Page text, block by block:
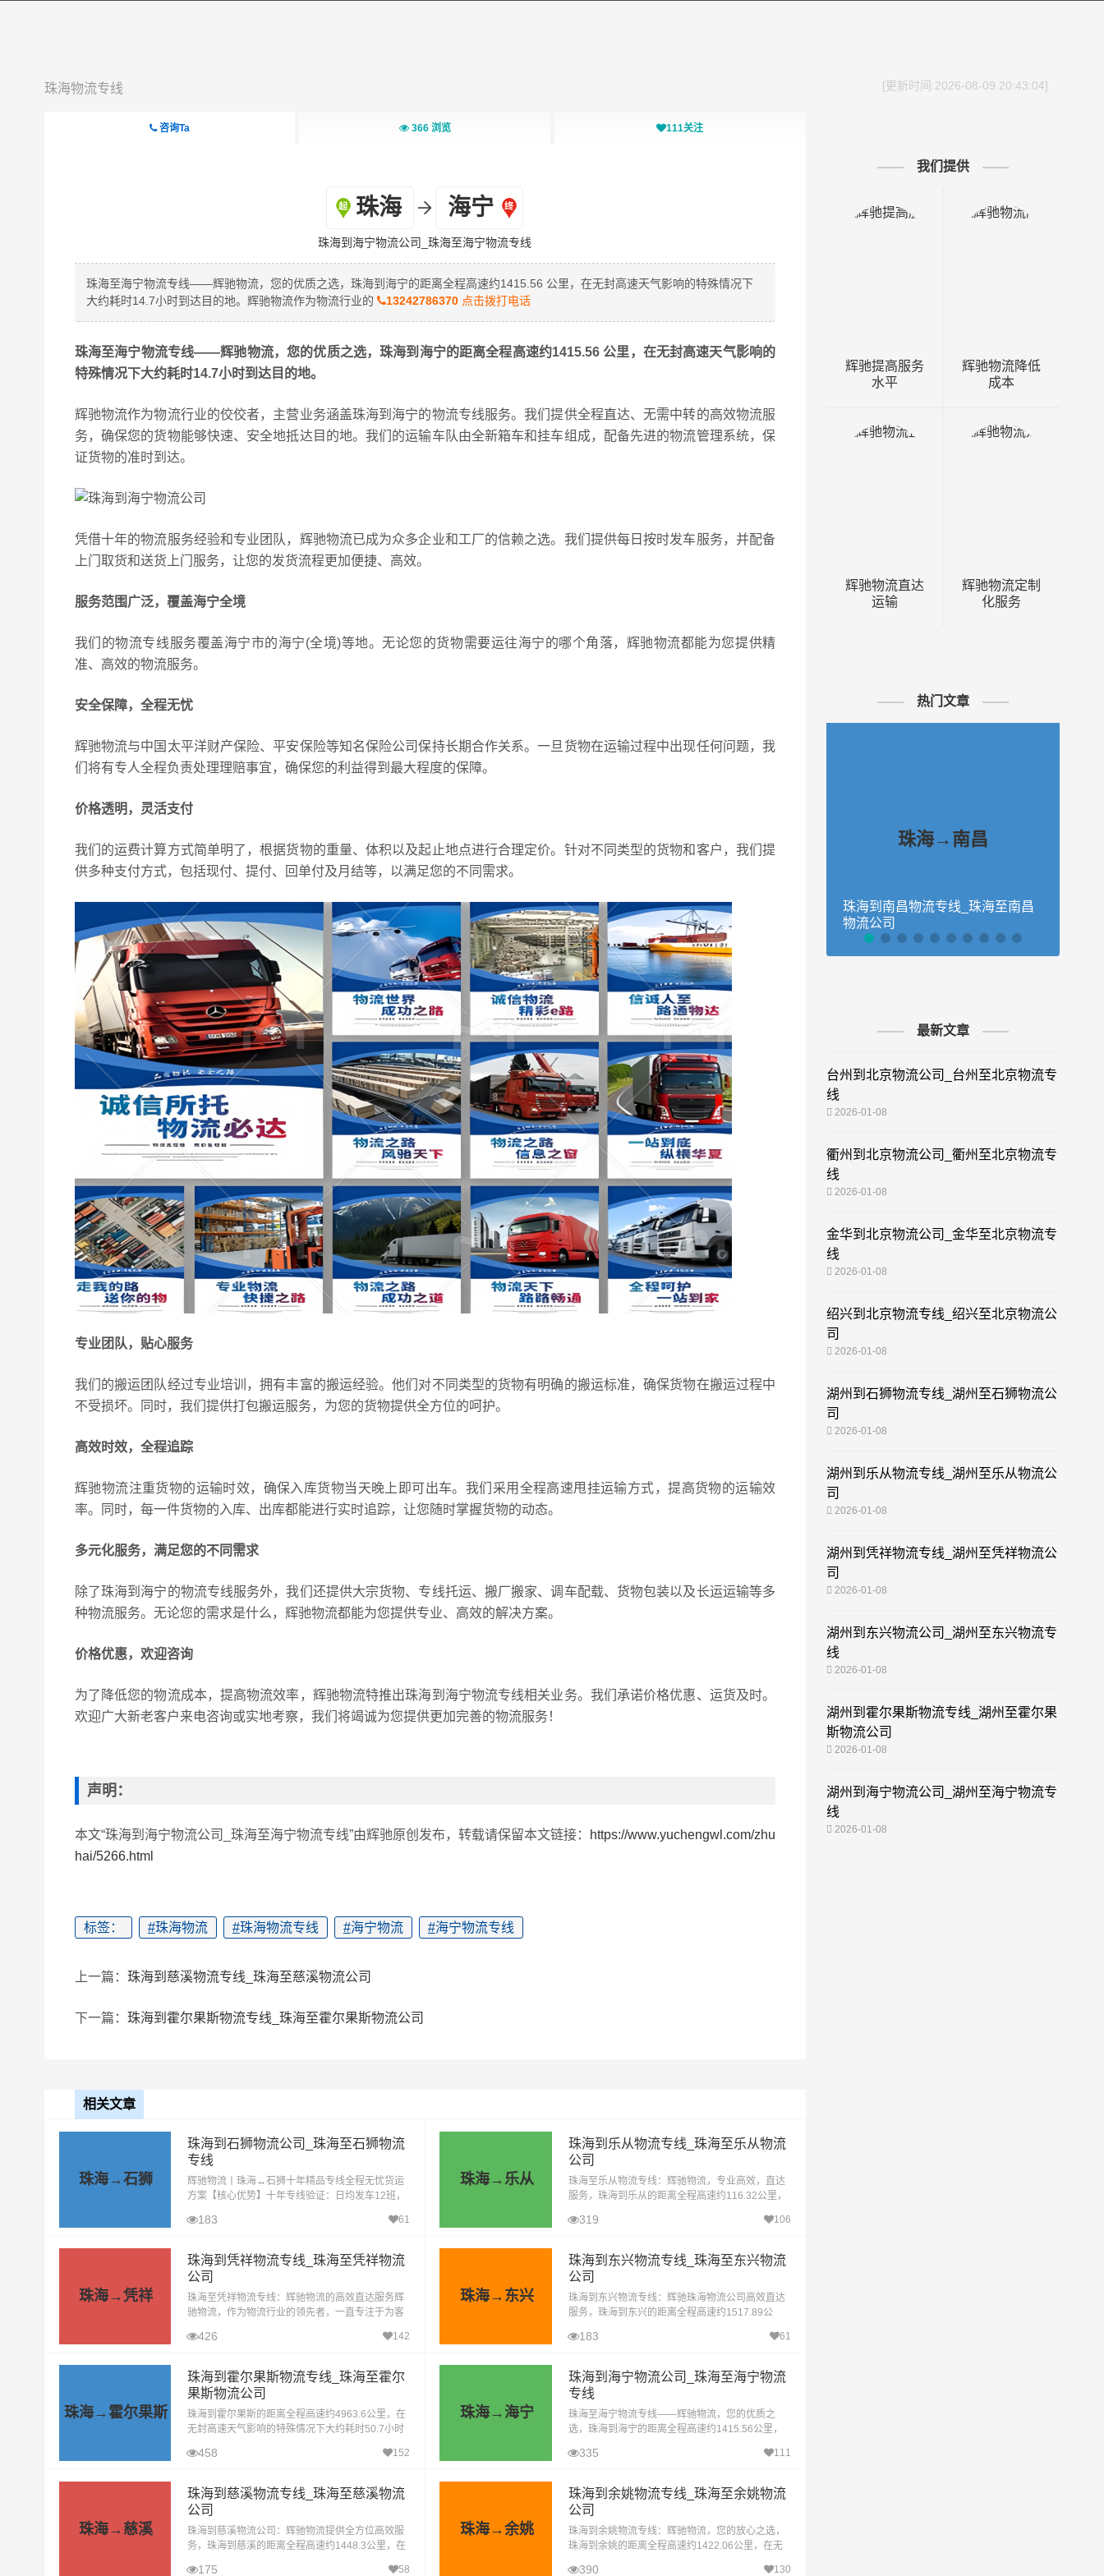
珠海物流专线 [更新时间:2026-08-09 20:43:04]
咨询Ta 366 浏览 111关注
珠海 海宁
珠海到海宁物流公司_珠海至海宁物流专线
珠海至海宁物流专线——辉驰物流，您的优质之选，珠海到海宁的距离全程高速约1415.56 公里，在无封高速天气影响的特殊情况下
大约耗时14.7小时到达目的地。辉驰物流作为物流行业的
13242786370点击拨打电话
珠海至海宁物流专线——辉驰物流，您的优质之选，珠海到海宁的距离全程高速约1415.56 公里，在无封高速天气影响的
特殊情况下大约耗时14.7小时到达目的地。
辉驰物流作为物流行业的佼佼者，主营业务涵盖珠海到海宁的物流专线服务。我们提供全程直达、无需中转的高效物流服
务，确保您的货物能够快速、安全地抵达目的地。我们的运输车队由全新箱车和挂车组成，配备先进的物流管理系统，保
证货物的准时到达。
凭借十年的物流服务经验和专业团队，辉驰物流已成为众多企业和工厂的信赖之选。我们提供每日按时发车服务，并配备
上门取货和送货上门服务，让您的发货流程更加便捷、高效。
服务范围广泛，覆盖海宁全境
我们的物流专线服务覆盖海宁市的海宁(全境)等地。无论您的货物需要运往海宁的哪个角落，辉驰物流都能为您提供精
准、高效的物流服务。
安全保障，全程无忧
辉驰物流与中国太平洋财产保险、平安保险等知名保险公司保持长期合作关系。一旦货物在运输过程中出现任何问题，我
们将有专人全程负责处理理赔事宜，确保您的利益得到最大程度的保障。
价格透明，灵活支付
我们的运费计算方式简单明了，根据货物的重量、体积以及起止地点进行合理定价。针对不同类型的货物和客户，我们提
供多种支付方式，包括现付、提付、回单付及月结等，以满足您的不同需求。
专业团队，贴心服务
我们的搬运团队经过专业培训，拥有丰富的搬运经验。他们对不同类型的货物有明确的搬运标准，确保货物在搬运过程中
不受损坏。同时，我们提供打包搬运服务，为您的货物提供全方位的呵护。
高效时效，全程追踪
辉驰物流注重货物的运输时效，确保入库货物当天晚上即可出车。我们采用全程高速甩挂运输方式，提高货物的运输效
率。同时，每一件货物的入库、出库都能进行实时追踪，让您随时掌握货物的动态。
多元化服务，满足您的不同需求
除了珠海到海宁的物流专线服务外，我们还提供大宗货物、专线托运、搬厂搬家、调车配载、货物包装以及长运运输等多
种物流服务。无论您的需求是什么，辉驰物流都能为您提供专业、高效的解决方案。
价格优惠，欢迎咨询
为了降低您的物流成本，提高物流效率，辉驰物流特推出珠海到海宁物流专线相关业务。我们承诺价格优惠、运货及时。
欢迎广大新老客户来电咨询或实地考察，我们将竭诚为您提供更加完善的物流服务！
声明：
本文“珠海到海宁物流公司_珠海至海宁物流专线”由辉驰原创发布，转载请保留本文链接：
https://www.yuchengwl.com/zhu
hai/5266.html
标签： #珠海物流 #珠海物流专线 #海宁物流 #海宁物流专线
上一篇： 珠海到慈溪物流专线_珠海至慈溪物流公司
下一篇： 珠海到霍尔果斯物流专线_珠海至霍尔果斯物流公司
相关文章
珠海→石狮
珠海到石狮物流公司_珠海至石狮物流
专线
‌辉驰物流丨珠海↔石狮十年精品专线全程无忧货运
方案‌【核心优势】‌十年专线验证‌：日均发车12班，
工业设备/家居搬迁/电商货物/
183 61
珠海→乐从
珠海到乐从物流专线_珠海至乐从物流
公司
珠海至乐从物流专线：辉驰物流，专业高效，直达
服务，珠海到乐从的距离全程高速约116.32公里，
到达目的地。珠海到乐从物流货运运输专
319 106
珠海→凭祥
珠海到凭祥物流专线_珠海至凭祥物流
公司
珠海至凭祥物流专线：辉驰物流的高效直达服务辉
驰物流，作为物流行业的领先者，一直专注于为客
至凭祥的物流专线，更是我们精心打造的一
426 142
珠海→东兴
珠海到东兴物流专线_珠海至东兴物流
公司
珠海到东兴物流专线：辉驰珠海物流公司高效直达
服务，珠海到东兴的距离全程高速约1517.89公
9小时到达目的地。辉驰珠海物流公司推
183 61
珠海→霍尔果斯
珠海到霍尔果斯物流专线_珠海至霍尔
果斯物流公司
珠海到霍尔果斯的距离全程高速约4963.6公里，在
无封高速天气影响的特殊情况下大约耗时50.7小时
霍尔果斯物流专线，致力于为客户
458 152
珠海→海宁
珠海到海宁物流公司_珠海至海宁物流
专线
珠海至海宁物流专线——辉驰物流，您的优质之
选，珠海到海宁的距离全程高速约1415.56公里，
时到达目的地。辉驰物流作为物流行业的
335 111
珠海→慈溪
珠海到慈溪物流专线_珠海至慈溪物流
公司
珠海到慈溪物流公司：辉驰物流提供全方位高效服
务，珠海到慈溪的距离全程高速约1448.3公里，在
175 58
珠海→余姚
珠海到余姚物流专线_珠海至余姚物流
公司
‌珠海到余姚物流专线：辉驰物流，您的放心之选，
珠海到余姚的距离全程高速约1422.06公里，在无
390 130
我们提供
辉驰提高服务
水平
辉驰物流降低
成本
辉驰物流直达
运输
辉驰物流定制
化服务
热门文章
珠海→南昌
珠海到南昌物流专线_珠海至南昌
物流公司
最新文章
台州到北京物流公司_台州至北京物流专
线
2026-01-08
衢州到北京物流公司_衢州至北京物流专
线
2026-01-08
金华到北京物流公司_金华至北京物流专
线
2026-01-08
绍兴到北京物流专线_绍兴至北京物流公
司
2026-01-08
湖州到石狮物流专线_湖州至石狮物流公
司
2026-01-08
湖州到乐从物流专线_湖州至乐从物流公
司
2026-01-08
湖州到凭祥物流专线_湖州至凭祥物流公
司
2026-01-08
湖州到东兴物流公司_湖州至东兴物流专
线
2026-01-08
湖州到霍尔果斯物流专线_湖州至霍尔果
斯物流公司
2026-01-08
湖州到海宁物流公司_湖州至海宁物流专
线
2026-01-08